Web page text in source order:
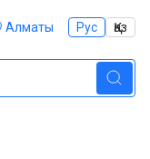
Алматы Рус Қаз